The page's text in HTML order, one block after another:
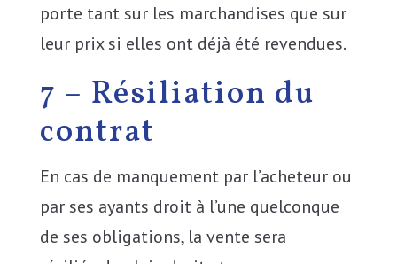
porte tant sur les marchandises que sur
leur prix si elles ont déjà été revendues.
7 – Résiliation du
contrat
En cas de manquement par l’acheteur ou
par ses ayants droit à l’une quelconque
de ses obligations, la vente sera